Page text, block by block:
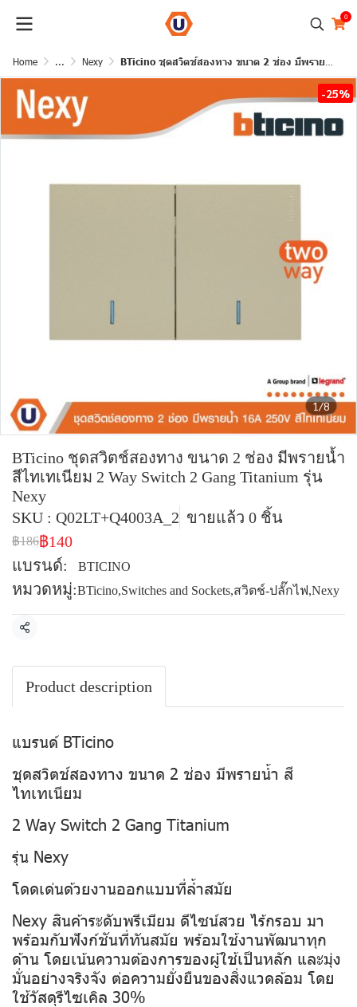
0
Home ... Nexy BTicino ชุดสวิตช์สองทาง ขนาด 2 ช่อง มีพรายน้ำ สีไทเทเนียม 2 Way Switch 2 Gang Titanium รุ่น Nexy
1/8
-25%
BTicino ชุดสวิตช์สองทาง ขนาด 2 ช่อง มีพรายน้ำ
สีไทเทเนียม 2 Way Switch 2 Gang Titanium รุ่น
Nexy
SKU : Q02LT+Q4003A_2 ขายแล้ว 0 ชิ้น
฿186฿140
แบรนด์:
BTICINO
หมวดหมู่:BTicino,Switches and Sockets,สวิตช์-ปลั๊กไฟ,Nexy
แชร์
Product description
แบรนด์ BTicino
ชุดสวิตช์สองทาง ขนาด 2 ช่อง มีพรายน้ำ สี
ไทเทเนียม
2 Way Switch 2 Gang Titanium
รุ่น Nexy
โดดเด่นด้วยงานออกแบบที่ล้ำสมัย
Nexy สินค้าระดับพรีเมียม ดีไซน์สวย ไร้กรอบ มา
พร้อมกับฟังก์ชันที่ทันสมัย พร้อมใช้งานพัฒนาทุก
ด้าน โดยเน้นความต้องการของผู้ใช้เป็นหลัก และมุ่ง
มั่นอย่างจริงจัง ต่อความยั่งยืนของสิ่งแวดล้อม โดย
ใช้วัสดุรีไซเคิล 30%